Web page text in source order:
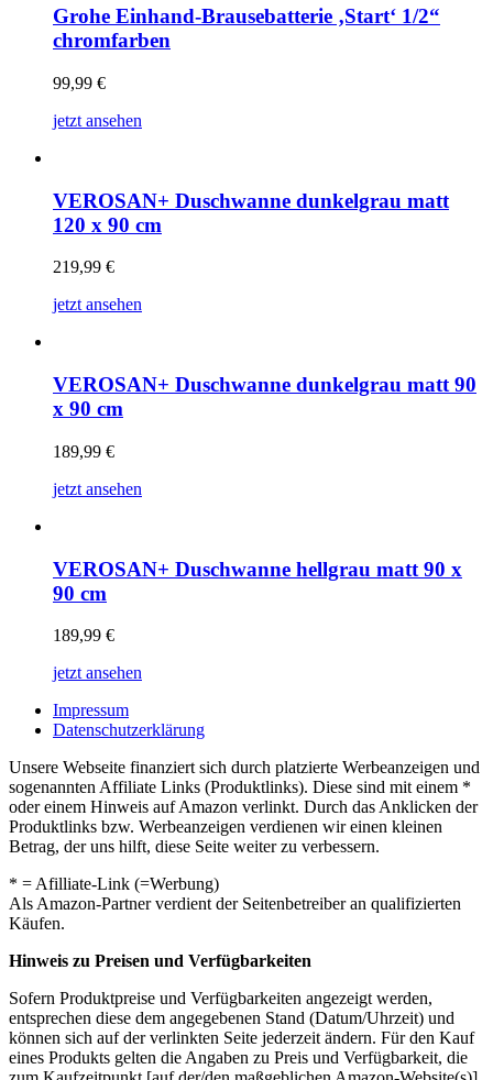
Grohe Einhand-Brausebatterie ‚Start‘ 1/2“
chromfarben
99,99 €
jetzt ansehen
VEROSAN+ Duschwanne dunkelgrau matt
120 x 90 cm
219,99 €
jetzt ansehen
VEROSAN+ Duschwanne dunkelgrau matt 90
x 90 cm
189,99 €
jetzt ansehen
VEROSAN+ Duschwanne hellgrau matt 90 x
90 cm
189,99 €
jetzt ansehen
Impressum
Datenschutzerklärung
Unsere Webseite finanziert sich durch platzierte Werbeanzeigen und
sogenannten Affiliate Links (Produktlinks). Diese sind mit einem *
oder einem Hinweis auf Amazon verlinkt. Durch das Anklicken der
Produktlinks bzw. Werbeanzeigen verdienen wir einen kleinen
Betrag, der uns hilft, diese Seite weiter zu verbessern.
* = Afilliate-Link (=Werbung)
Als Amazon-Partner verdient der Seitenbetreiber an qualifizierten
Käufen.
Hinweis zu Preisen und Verfügbarkeiten
Sofern Produktpreise und Verfügbarkeiten angezeigt werden,
entsprechen diese dem angegebenen Stand (Datum/Uhrzeit) und
können sich auf der verlinkten Seite jederzeit ändern. Für den Kauf
eines Produkts gelten die Angaben zu Preis und Verfügbarkeit, die